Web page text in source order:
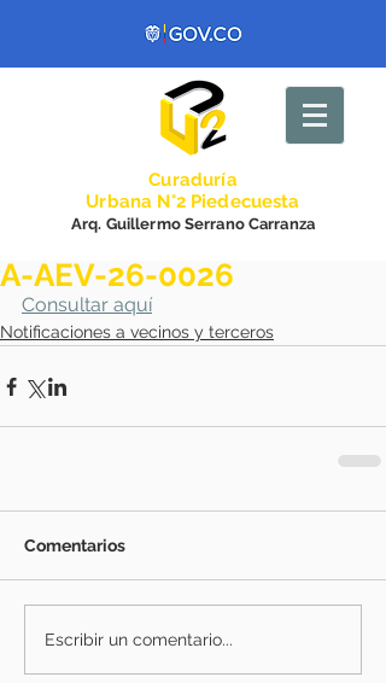
Curaduría
Urbana N°2 Piedecuesta
Arq. Guillermo Serrano Carranza
A-AEV-26-0026
Consultar aquí
Notificaciones a vecinos y terceros
Comentarios
Escribir un comentario...